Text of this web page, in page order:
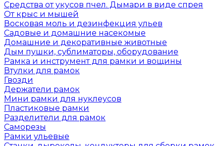
Средства от укусов пчел. Дымари в виде спрея
От крыс и мышей
Восковая моль и дезинфекция ульев
Садовые и домашние насекомые
Домашние и декоративные животные
Дым пушки, сублиматоры, оборудование
Рамка и инструмент для рамки и вощины
Втулки для рамок
Гвозди
Держатели рамок
Мини рамки для нуклеусов
Пластиковые рамки
Разделители для рамок
Саморезы
Рамки ульевые